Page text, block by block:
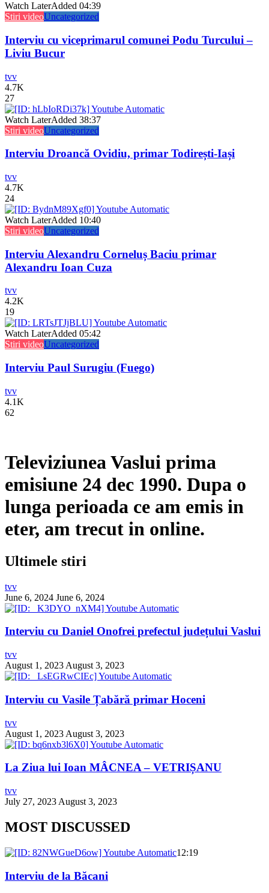
Watch LaterAdded 04:39
Stiri videoUncategorized
Interviu cu viceprimarul comunei Podu Turcului –
Liviu Bucur
tvv
4.7K
27
Watch LaterAdded 38:37
Stiri videoUncategorized
Interviu Droancă Ovidiu, primar Todirești-Iași
tvv
4.7K
24
Watch LaterAdded 10:40
Stiri videoUncategorized
Interviu Alexandru Corneluș Baciu primar
Alexandru Ioan Cuza
tvv
4.2K
19
Watch LaterAdded 05:42
Stiri videoUncategorized
Interviu Paul Surugiu (Fuego)
tvv
4.1K
62
Televiziunea Vaslui prima
emisiune 24 dec 1990. Dupa o
lunga perioada ce am emis in
eter, am trecut in online.
Ultimele stiri
tvv
June 6, 2024 June 6, 2024
Interviu cu Daniel Onofrei prefectul județului Vaslui
tvv
August 1, 2023 August 3, 2023
Interviu cu Vasile Țabără primar Hoceni
tvv
August 1, 2023 August 3, 2023
La Ziua lui Ioan MÂCNEA – VETRIȘANU
tvv
July 27, 2023 August 3, 2023
MOST DISCUSSED
12:19
Interviu de la Băcani